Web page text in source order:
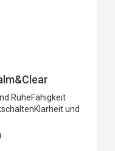
RuheFähigkeit
und